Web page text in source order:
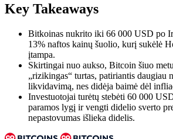
Key Takeaways
Bitkoinas nukrito iki 66 000 USD po
13% naftos kainų šuolio, kurį sukėlė
įtampa.
Skirtingai nuo aukso, Bitcoin šiuo
„rizikingas“ turtas, patiriantis daugiau
likvidavimą, nes didėja baimė dėl
Investuotojai turėtų stebėti 60 000
paramos lygį ir vengti didelio sverto
nepastovumas išlieka didelis.